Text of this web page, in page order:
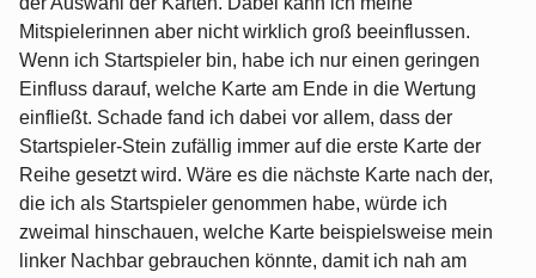
Mitspielerinnen aber nicht wirklich groß beeinflussen.
Wenn ich Startspieler bin, habe ich nur einen geringen
Einfluss darauf, welche Karte am Ende in die Wertung
einfließt. Schade fand ich dabei vor allem, dass der
Startspieler-Stein zufällig immer auf die erste Karte der
Reihe gesetzt wird. Wäre es die nächste Karte nach der,
die ich als Startspieler genommen habe, würde ich
zweimal hinschauen, welche Karte beispielsweise mein
linker Nachbar gebrauchen könnte, damit ich nah am